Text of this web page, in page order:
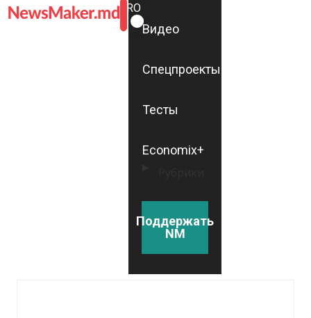
ROMÂNĂ
RU
Видео
Спецпроекты
Тесты
Economix+
Поддержать
NM